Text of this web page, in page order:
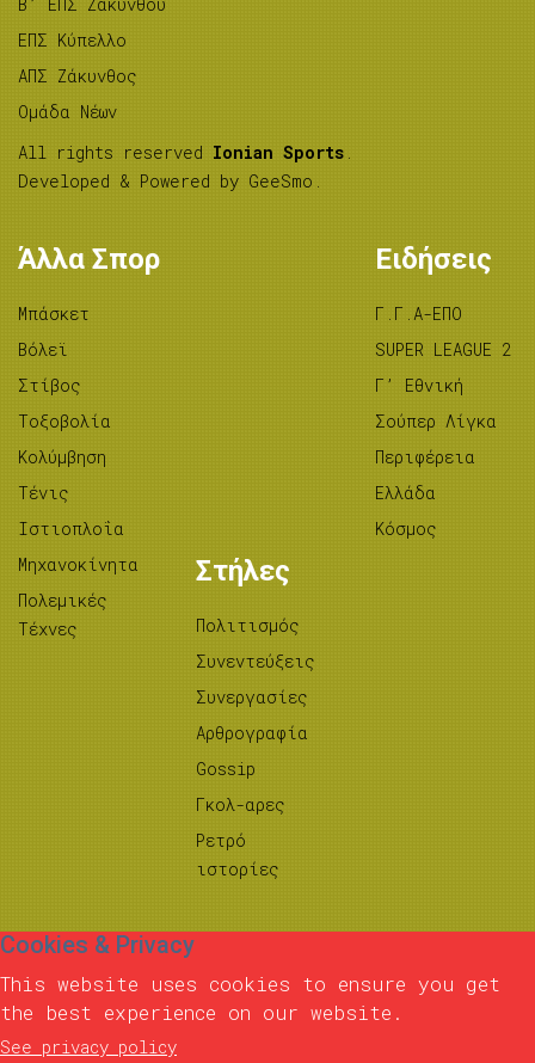
ΕΠΣ Κύπελλο
ΑΠΣ Ζάκυνθος
Ομάδα Νέων
All rights reserved Ionian Sports .
Developed & Powered by GeeSmo .
Άλλα Σπορ
Μπάσκετ
Βόλεϊ
Στίβος
Tοξοβολία
Κολύμβηση
Τένις
Ιστιοπλοΐα
Μηχανοκίνητα
Πολεμικές
Τέχνες
Ειδήσεις
Γ.Γ.Α-ΕΠΟ
SUPER LEAGUE 2
Γ’ Εθνική
Σούπερ Λίγκα
Περιφέρεια
Ελλάδα
Κόσμος
Στήλες
Πολιτισμός
Συνεντεύξεις
Συνεργασίες
Αρθρογραφία
Gossip
Γκολ-αρες
Ρετρό
ιστορίες
Cookies & Privacy
This website uses cookies to ensure you get
the best experience on our website.
See privacy policy